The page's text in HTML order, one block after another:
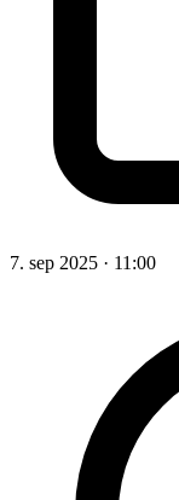
7. sep 2025 · 11:00